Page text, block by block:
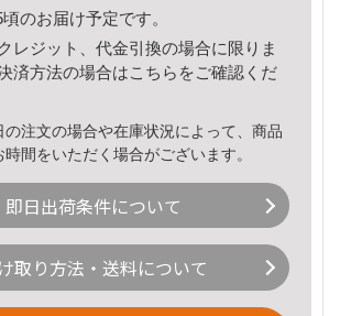
のお届け予定です。
レジット、代金引換の場合に限りま
済方法の場合はこちら をご確認くだ
注文の場合や在庫状況によって、商品
間をいただく場合がございます。
即日出荷条件について
取り方法・送料について